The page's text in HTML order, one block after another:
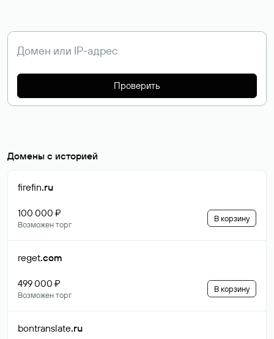
Проверить
Домены с историей
firefin.ru
100 000 ₽
Возможен торг
В корзину
reget.com
499 000 ₽
Возможен торг
В корзину
bontranslate.ru